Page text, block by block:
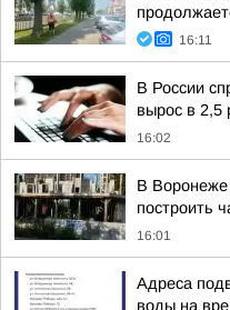
16:11
В России
вырос в 2,5
16:02
В Воронеже
построить
16:01
Адреса
воды на